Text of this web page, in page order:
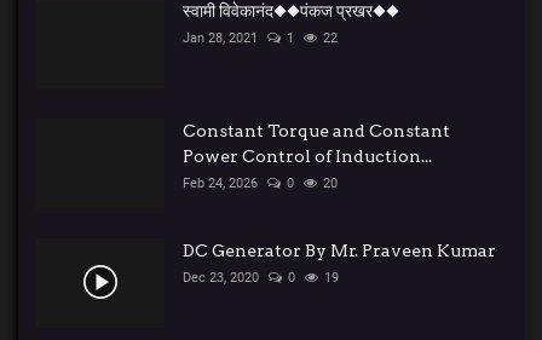
स्वामी विवेकानंद◆◆पंकज प्रखर◆◆
Jan 28, 2021 1 22
Constant Torque and Constant
Power Control of Induction...
Feb 24, 2026 0 20
DC Generator By Mr. Praveen Kumar
Dec 23, 2020 0 19